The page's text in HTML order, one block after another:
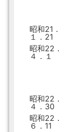
昭和21．
１．21
昭和22．
４．１
昭和22．
４．30
昭和22．
６．11